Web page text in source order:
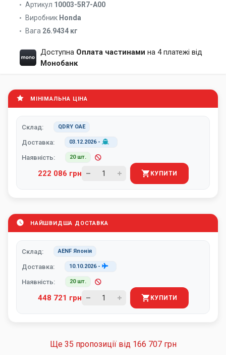
Артикул 10003-5R7-A00
Виробник Honda
Вага 26.9434 кг
Доступна Оплата частинами на 4 платежі від
Монобанк
МІНІМАЛЬНА ЦІНА
Склад: QDRY ОАЕ
Доставка: 03.12.2026-
Наявність: 20 шт.
222 086 грн КУПИТИ
НАЙШВИДША ДОСТАВКА
Склад: AENF Японія
Доставка: 10.10.2026-
Наявність: 20 шт.
448 721 грн КУПИТИ
Ще 35 пропозиції від 166 707 грн